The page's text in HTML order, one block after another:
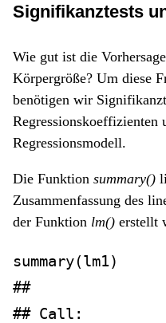
Signifikanztests
Wie gut ist die
Körpergröße? Um diese
benötigen wir
Regressionskoeffizienten
Regressionsmodell.
Die Funktion summary()
Zusammenfassung des
der Funktion lm() erstellt
summary(lm1)
##
## Call: